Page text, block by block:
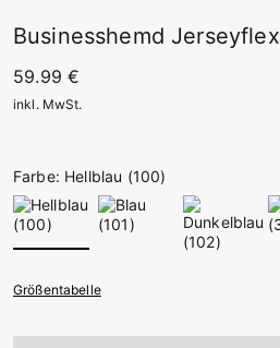
Businesshemd Jerseyflex
59.99 €
inkl. MwSt.
Farbe: Hellblau (100)
Größentabelle